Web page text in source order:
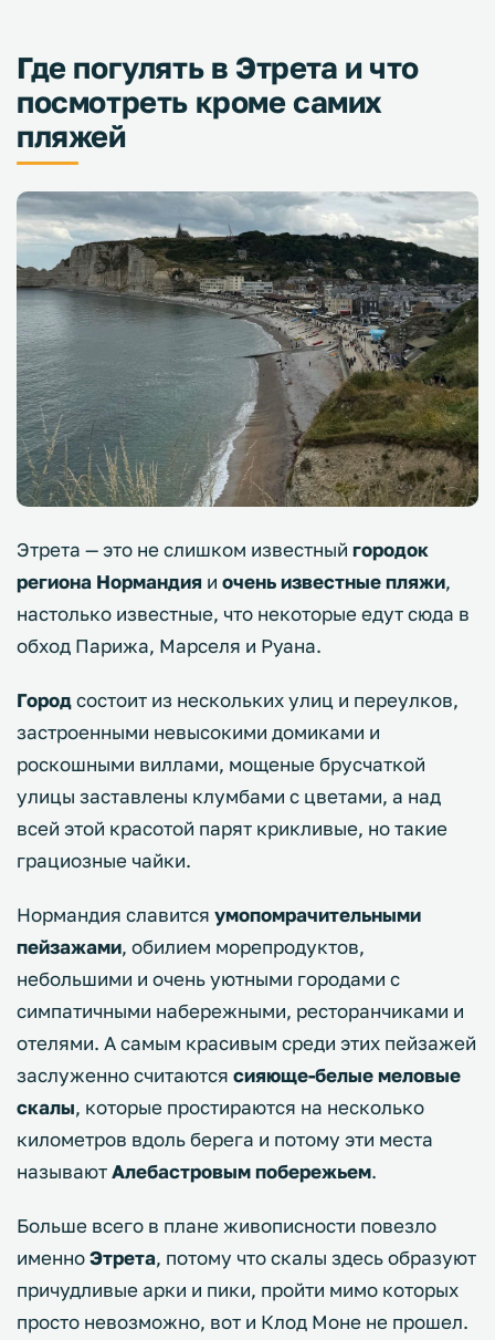
Где погулять в Этрета и что
посмотреть кроме самих
пляжей
Этрета — это не слишком известный городок
региона Нормандия и очень известные пляжи,
настолько известные, что некоторые едут сюда в
обход Парижа, Марселя и Руана.
Городсостоит из нескольких улиц и переулков,
застроенными невысокими домиками и
роскошными виллами, мощеные брусчаткой
улицы заставлены клумбами с цветами, а над
всей этой красотой парят крикливые, но такие
грациозные чайки.
Нормандия славится умопомрачительными
пейзажами, обилием морепродуктов,
небольшими и очень уютными городами с
симпатичными набережными, ресторанчиками и
отелями. А самым красивым среди этих пейзажей
заслуженно считаются сияюще-белые меловые
скалы, которые простираются на несколько
километров вдоль берега и потому эти места
называютАлебастровым побережьем.
Больше всего в плане живописности повезло
именноЭтрета, потому что скалы здесь образуют
причудливые арки и пики, пройти мимо которых
просто невозможно, вот и Клод Моне не прошел.